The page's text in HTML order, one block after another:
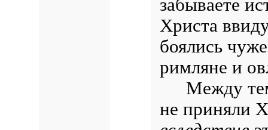
забываете
Христа
боялись
римляне и
Между
не приняли